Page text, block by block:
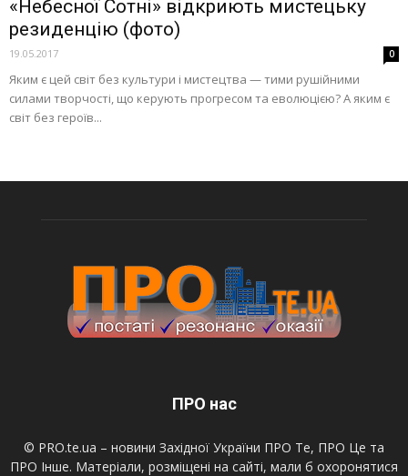
«Небесної Сотні» відкриють мистецьку
резиденцію (фото)
19.05.2017 0
Яким є цей світ без культури і мистецтва — тими рушійними
силами творчості, що керують прогресом та еволюцією? А яким є
світ без героїв...
ПРО нас
© PRO.te.ua – новини Західної України ПРО Те, ПРО Це та
ПРО Інше. Матеріали, розміщені на сайті, мали б охоронятися